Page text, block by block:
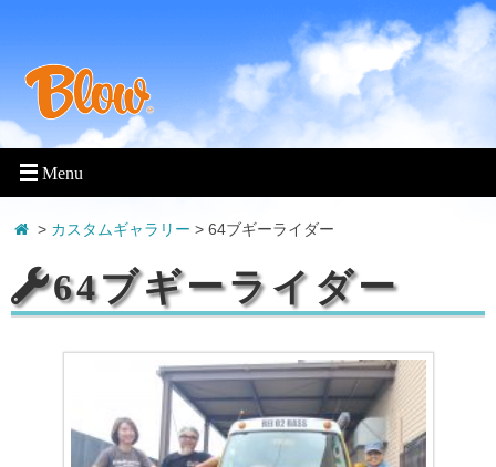
> カスタムギャラリー > 64ブギーライダー
64ブギーライダー